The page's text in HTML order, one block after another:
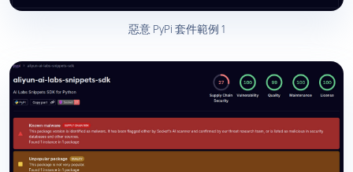
惡意 PyPi 套件範例 1